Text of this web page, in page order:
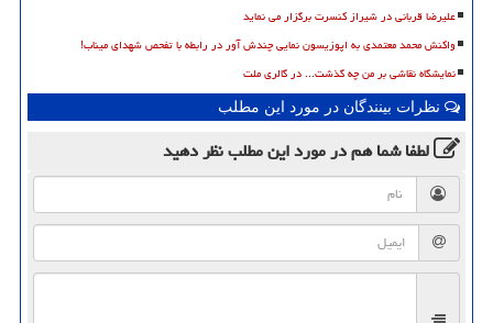
علیرضا قربانی در شیراز کنسرت برگزار می نماید
واکنش محمد معتمدی به اپوزیسون نمایی چندش آور در رابطه با تفحص شهدای میناب!
نمایشگاه نقاشی بر من چه گذشت... در گالری ملت
نظرات بینندگان در مورد این مطلب
لطفا شما همدر مورد این مطلبنظر دهید